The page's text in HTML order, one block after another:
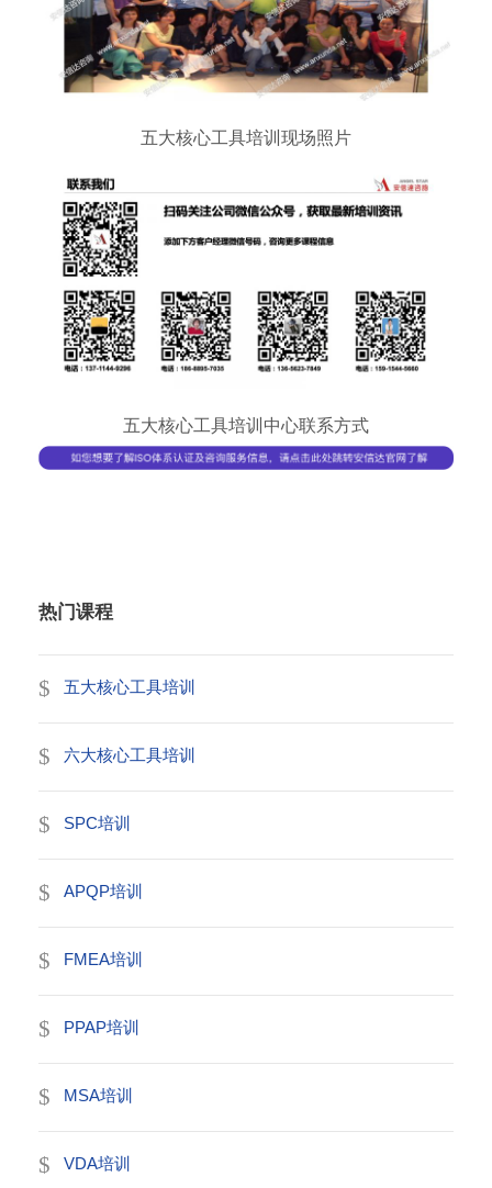
五大核心工具培训现场照片
五大核心工具培训中心联系方式
热门课程
五大核心工具培训
六大核心工具培训
SPC培训
APQP培训
FMEA培训
PPAP培训
MSA培训
VDA培训